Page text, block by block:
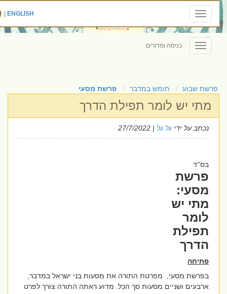
Toggle
navigation
ENGLISH
|
Toggle
navigation
כניסה ומדורים
פרשת שבוע חומש במדבר פרשת מסעי
מתי יש לומר תפילת הדרך
נכתב על ידיגל גל | 27/7/2022
בס''ד
פרשת
מסעי:
מתי יש
לומר
תפילת
הדרך
פתיחה
בפרשת מסעי, מפרטת התורה את מסעות בני ישראל במדבר,
ארבעים ושניים מסעות סך הכל. מדוע ראתה התורה צורך לפרט